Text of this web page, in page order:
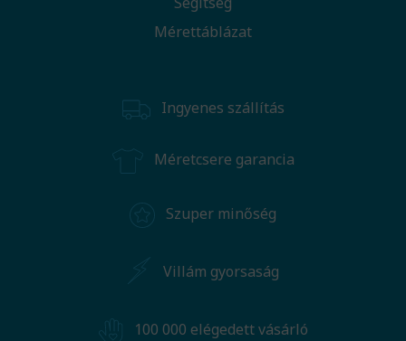
Mérettáblázat
Ingyenes szállítás
Méretcsere garancia
Szuper minőség
Villám gyorsaság
100 000 elégedett vásárló